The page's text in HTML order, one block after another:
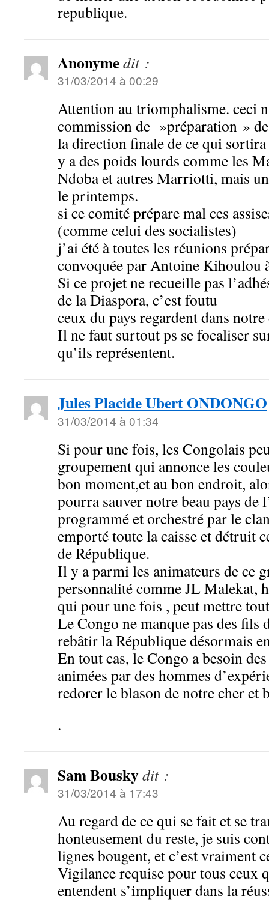
republique.
Anonymedit :
31/03/2014 à 00:29
Attention au triomphalisme. ceci
commission de »préparation »
la direction finale de ce qui sortira
y a des poids lourds comme les
Ndoba et autres Marriotti, mais
le printemps.
si ce comité prépare mal ces
(comme celui des socialistes)
j’ai été à toutes les réunions
convoquée par Antoine Kihoulou
Si ce projet ne recueille pas
de la Diaspora, c’est foutu
ceux du pays regardent dans
Il ne faut surtout ps se focaliser
qu’ils représentent.
Jules Placide Ubert ONDONGO
31/03/2014 à 01:34
Si pour une fois, les Congolais
groupement qui annonce les
bon moment,et au bon endroit,
pourra sauver notre beau pays de
programmé et orchestré par le
emporté toute la caisse et détruit
de République.
Il y a parmi les animateurs de ce
personnalité comme JL Malekat,
qui pour une fois , peut mettre
Le Congo ne manque pas des fils
rebâtir la République désormais
En tout cas, le Congo a besoin
animées par des hommes
redorer le blason de notre cher
.
Sam Bouskydit :
31/03/2014 à 17:43
Au regard de ce qui se fait et se
honteusement du reste, je suis
lignes bougent, et c’est vraiment
Vigilance requise pour tous ceux
entendent s’impliquer dans la